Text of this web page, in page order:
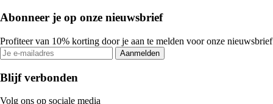
Abonneer je op onze nieuwsbrief
Profiteer van 10% korting door je aan te melden voor onze nieuwsbrief
Aanmelden
Blijf verbonden
Volg ons op sociale media